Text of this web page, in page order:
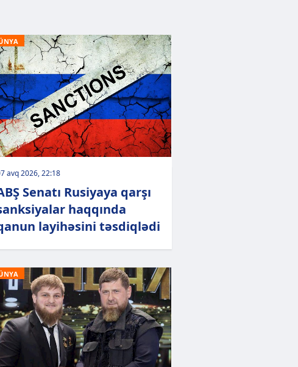
avq 2026, 22:18
Senatı Rusiyaya qarşı
haqqında
layihəsini təsdiqlədi